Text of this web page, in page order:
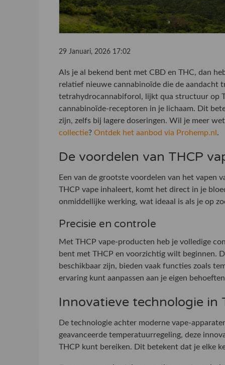
29 Januari, 2026 17:02
Als je al bekend bent met CBD en THC, dan
relatief nieuwe cannabinoïde die de aandacht
tetrahydrocannabiforol, lijkt qua structuur op
cannabinoïde-receptoren in je lichaam. Dit
zijn, zelfs bij lagere doseringen. Wil je meer
collectie? Ontdek het aanbod via Prohemp.nl.
De voordelen van THCP
Een van de grootste voordelen van het vapen
THCP vape inhaleert, komt het direct in je
onmiddellijke werking, wat ideaal is als je op
Precisie en controle
Met THCP vape-producten heb je volledige
bent met THCP en voorzichtig wilt beginnen.
beschikbaar zijn, bieden vaak functies zoals
ervaring kunt aanpassen aan je eigen
Innovatieve technologie in
De technologie achter moderne vape-
geavanceerde temperatuurregeling, deze
THCP kunt bereiken. Dit betekent dat je elke